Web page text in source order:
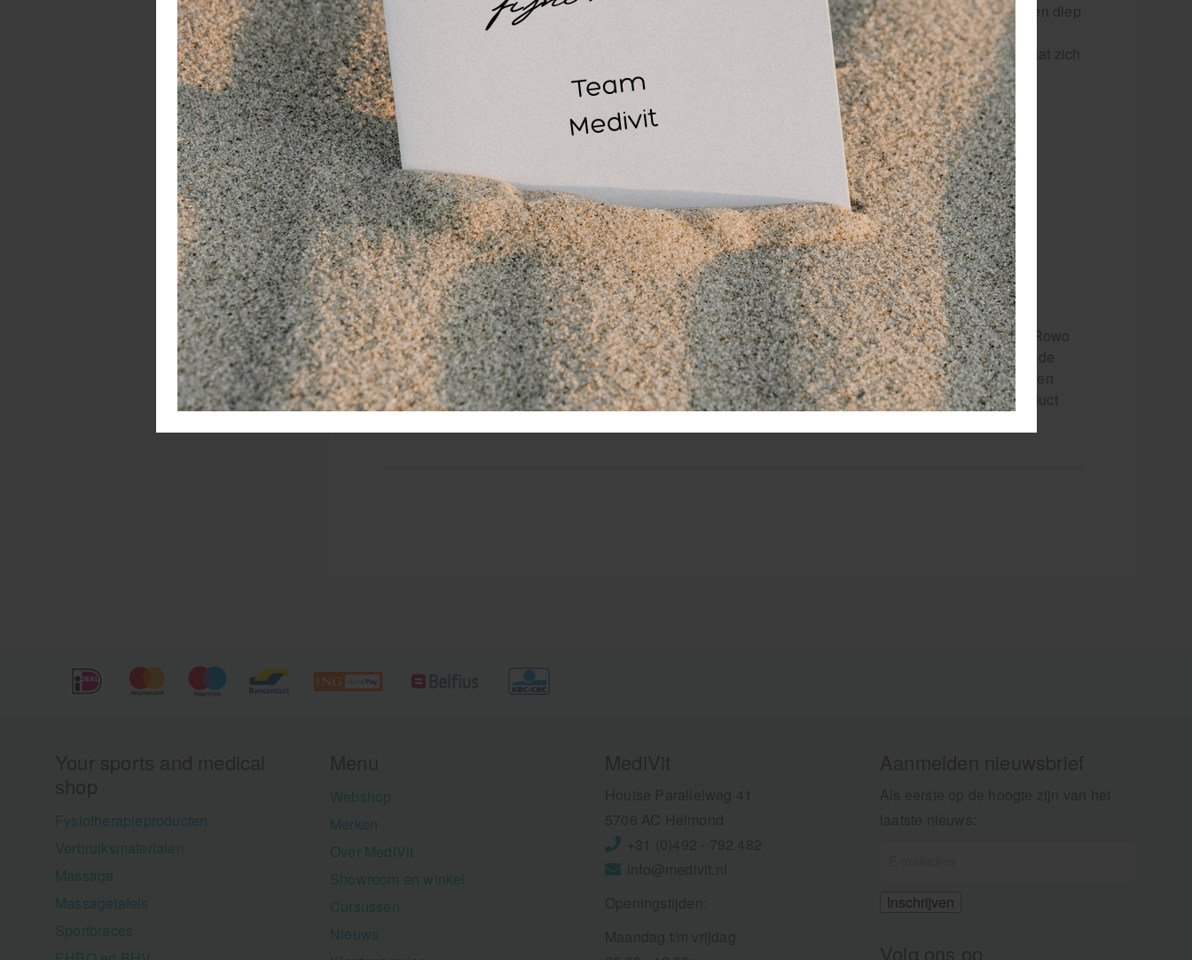
In geval van traumata Rowo warmtezalf 2 pas toepassen na 48 uur. De specifieke inhoudstoffen werken diep
in het weefsel (huid en spieren) door. En niet zo als veel zalven oppervlakkig tot in de poriën. Rowo
LiproSens zalf 2 kan gebruikt worden als massageproduct of als single-applicator maar Rowo zalf 2 laat zich
ook goed mengen met massage olie en massagegel.
Eigenschappen Rowo LiproSens zalf 2 THERMO:
diep doordringend warmtegevoel
goede grip op de huid bij masseren
laat zich goed mengen met massage oliën en -gels
dermatologisch getest
na openen 12 maanden houdbaar
Let bij gebruik van Rowo LiproSens zalf 2 THERMO op:
Niet geschikt voor gebruik bij kinderen onder de 12 jaar. Individueel verschillend warmtegevoel. Niet
gebruiken onder gesloten verbanden. Niet gebruiken bij open wonden, slijmvliezen of ogen. Gebruik Rowo
zalf 2 THERMO alleen op een onbeschadigde huid. Wanneer Rowo warmtezalf 2 is aangebracht was de
handen goed. Rowo zalf 2 THERMO heeft de eigenschap na aanbrengen warmer aan te voelen als men
gaat douchen, in bad gaat of in de sauna gaat, individueel verdraagzaamheid geeft het advies dit product
Fysiotherapieproducten
Verbruiksmaterialen
Massage
Massagetafels
Sportbraces
Webshop
Merken
Over MediVit
Showroom en winkel
Cursussen
Nieuws